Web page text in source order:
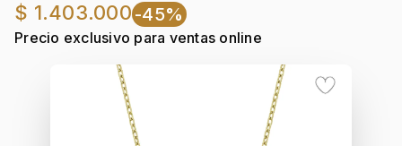
$ 1.403.000 -45%
Precio exclusivo para ventas online